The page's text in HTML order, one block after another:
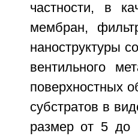
частности, в
мембран,
наноструктуры
вентильного
поверхностных
субстратов в
размер от 5 до